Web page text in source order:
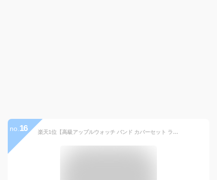
no. 16 楽天1位【高級アップルウォッチ バンド カバーセット ラバーバンド2】ベルト ステンレス ケース 44mm 45mm シリーズ series9 8 7 6 5 4 SE Apple watch マグネット 交換 スマートウォッチ 一体 腕時計 おしゃれ メンズ レディース 選べるアップルウォッチケース 新型